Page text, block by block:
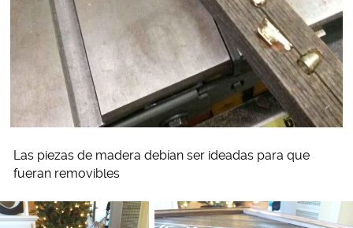
Las piezas de madera debían ser ideadas para que
fueran removibles